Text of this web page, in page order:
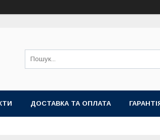
ДОСТАВКА ТА ОПЛАТА